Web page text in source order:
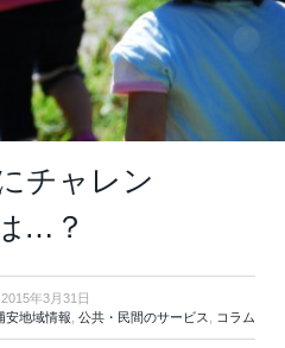
チャレン
…？
2015年3月31日
安地域情報 公共・民間のサービス コラム